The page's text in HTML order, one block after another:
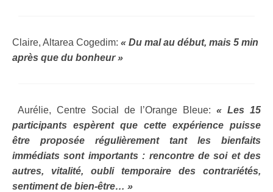
Claire, Altarea Cogedim: « Du mal au début, mais 5 min
après que du bonheur »
Aurélie, Centre Social de l’Orange Bleue:« Les 15
participants espèrent que cette expérience puisse
être proposée régulièrement tant les bienfaits
immédiats sont importants : rencontre de soi et des
autres, vitalité, oubli temporaire des contrariétés,
sentiment de bien-être… »